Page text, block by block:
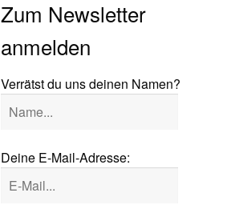
Zum Newsletter
anmelden
Verrätst du uns deinen Namen?
Deine E-Mail-Adresse: